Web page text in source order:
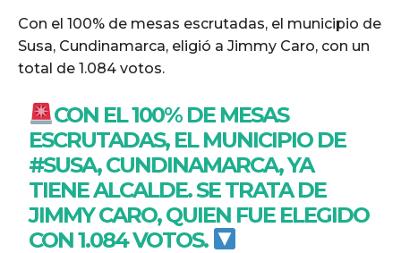
Con el 100% de mesas escrutadas, el municipio de
Susa, Cundinamarca, eligió a Jimmy Caro, con un
total de 1.084 votos.
CON EL 100% DE MESAS
ESCRUTADAS, EL MUNICIPIO DE
#SUSA, CUNDINAMARCA, YA
TIENE ALCALDE. SE TRATA DE
JIMMY CARO, QUIEN FUE ELEGIDO
CON 1.084 VOTOS.